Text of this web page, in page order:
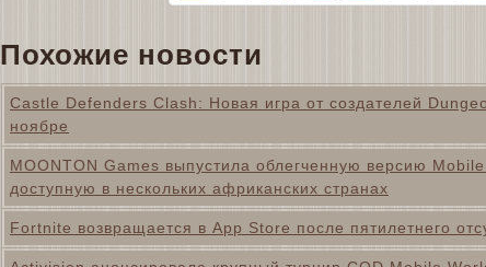
Похожие новости
Castle Defenders Clash: Новая игра от создателей
ноябре
MOONTON Games выпустила облегченную версию
доступную в нескольких африканских странах
Fortnite возвращается в App Store после пятилетнего